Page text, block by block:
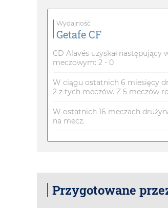
Wydajność
Getafe CF
CD Alavés uzyskał
meczowym: 2 - 0
W ciągu ostatnich 6 miesięcy
2 z tych meczów. Z 5 meczów
W ostatnich 16 meczach
na mecz.
Przygotowane